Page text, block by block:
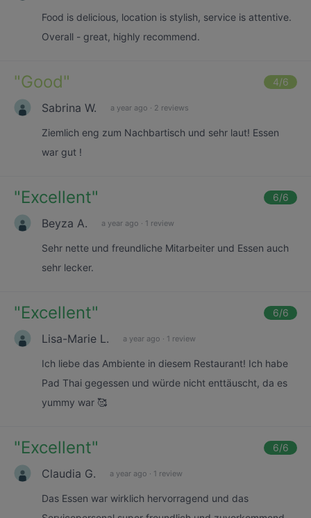
Food is delicious, location is stylish, service is attentive.
Overall - great, highly recommend.
"Good" 4/6
Sabrina W. a year ago · 2 reviews
Ziemlich eng zum Nachbartisch und sehr laut! Essen
war gut !
"Excellent" 6/6
Beyza A. a year ago · 1 review
Sehr nette und freundliche Mitarbeiter und Essen auch
sehr lecker.
"Excellent" 6/6
Lisa-Marie L. a year ago · 1 review
Ich liebe das Ambiente in diesem Restaurant! Ich habe
Pad Thai gegessen und würde nicht enttäuscht, da es
yummy war 🥰
"Excellent" 6/6
Claudia G. a year ago · 1 review
Das Essen war wirklich hervorragend und das